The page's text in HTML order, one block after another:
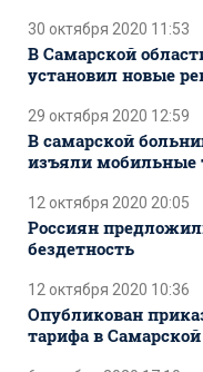
30 октября 2020 11:53
В Самарской
установил новые
29 октября 2020 12:59
В самарской
изъяли мобильные
12 октября 2020 20:05
Россиян
бездетность
12 октября 2020 10:36
Опубликован
тарифа в